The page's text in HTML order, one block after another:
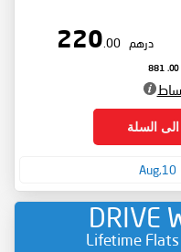
درهم 220
.00
881
.00
السلة
10,Aug
DRIVE
Lifetime